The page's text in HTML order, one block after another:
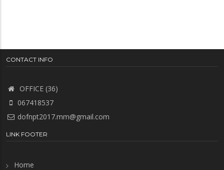
CONTACT INFO
OFFICE (36)
067418537
dofnpt2017.mm@gmail.com
LINK FOOTER
Home